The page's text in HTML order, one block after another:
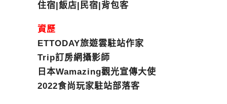
住宿|飯店|民宿|背包客
資歷
ETTODAY旅遊雲駐站作家
Trip訂房網攝影師
日本Wamazing觀光宣傳大使
2022食尚玩家駐站部落客